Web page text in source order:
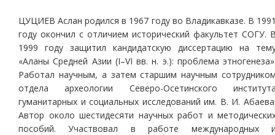
ЦУЦИЕВ Аслан родился в 1967 году во Владикавказе. В
году окончил с отличием исторический факультет СОГУ.
1999 году защитил кандидатскую диссертацию на
«Аланы Средней Азии (I–VI вв. н. э.): проблема
Работал научным, а затем старшим научным
отдела археологии Северо-Осетинского
гуманитарных и социальных исследований им. В. И.
Автор около шестидесяти научных работ и
пособий. Участвовал в работе международных